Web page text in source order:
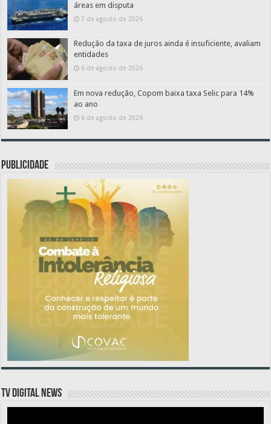
áreas em disputa
7 de agosto de 2026
Redução da taxa de juros ainda é insuficiente, avaliam
entidades
6 de agosto de 2026
Em nova redução, Copom baixa taxa Selic para 14%
ao ano
6 de agosto de 2026
PUBLICIDADE
TV DIGITAL NEWS